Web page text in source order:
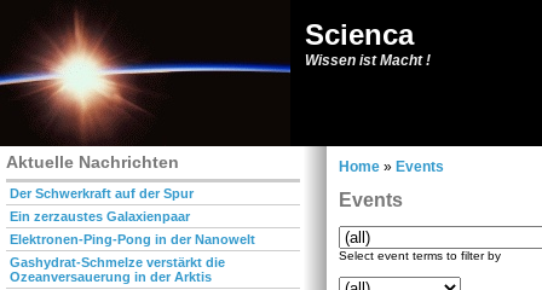
Scienca
Wissen ist Macht !
Aktuelle Nachrichten
Der Schwerkraft auf der Spur
Ein zerzaustes Galaxienpaar
Elektronen-Ping-Pong in der Nanowelt
Gashydrat-Schmelze verstärkt die
Ozeanversauerung in der Arktis
Home » Events
Events
Select event terms to filter by